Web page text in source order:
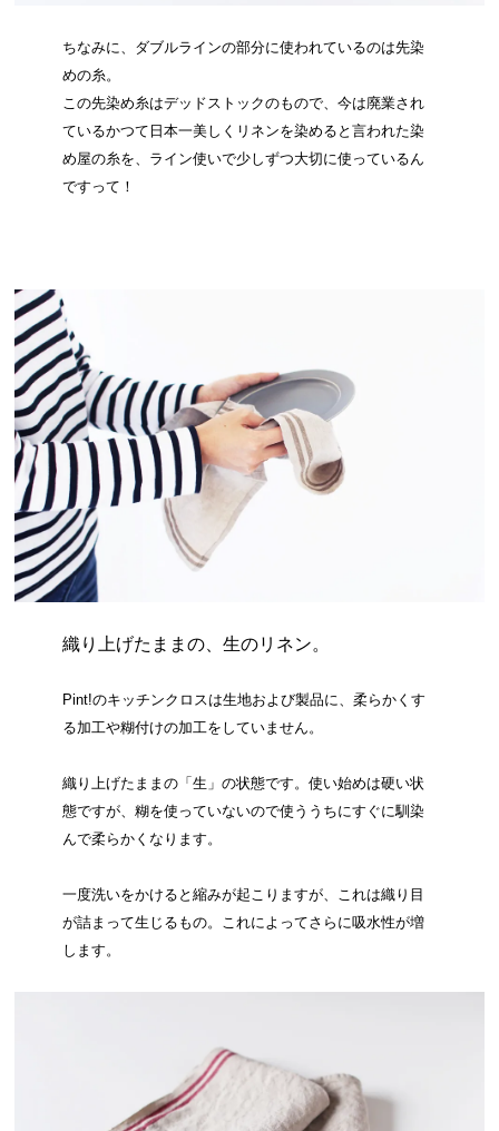
ちなみに、ダブルラインの部分に使われているのは先染
めの糸。
この先染め糸はデッドストックのもので、今は廃業され
ているかつて日本一美しくリネンを染めると言われた染
め屋の糸を、ライン使いで少しずつ大切に使っているん
ですって！
織り上げたままの、生のリネン。
Pint!のキッチンクロスは生地および製品に、柔らかくす
る加工や糊付けの加工をしていません。
織り上げたままの「生」の状態です。使い始めは硬い状
態ですが、糊を使っていないので使ううちにすぐに馴染
んで柔らかくなります。
一度洗いをかけると縮みが起こりますが、これは織り目
が詰まって生じるもの。これによってさらに吸水性が増
します。